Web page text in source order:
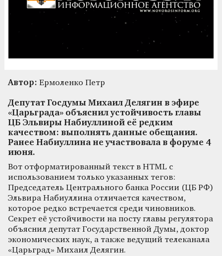
Автор: Ермоленко Петр
Депутат Госдумы Михаил Делягин в эфире
«Царьграда» объяснил устойчивость главы
ЦБ Эльвиры Набиуллиной её редким
качеством: выполнять данные обещания.
Ранее Набиуллина не участвовала в форуме 4
июня.
Вот отформатированный текст в HTML с
использованием только указанных тегов:
Председатель Центрального банка России (ЦБ РФ)
Эльвира Набиуллина отличается качеством,
которое редко встречается среди чиновников.
Секрет её устойчивости на посту главы регулятора
объяснил депутат Государственной Думы, доктор
экономических наук, а также ведущий телеканала
«Царьград» Михаил Делягин.